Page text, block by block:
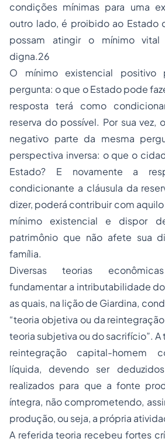
condições mínimas para uma
outro lado, é proibido ao Estado
possam atingir o mínimo
digna.26
O mínimo existencial positivo
pergunta: o que o Estado pode
resposta terá como
reserva do possível. Por sua vez,
negativo parte da mesma
perspectiva inversa: o que o
Estado? E novamente a
condicionante a cláusula da
dizer, poderá contribuir com
mínimo existencial e dispor
patrimônio que não afete sua
família.
Diversas teorias
fundamentar a intributabilidade
as quais, na lição de Giardina,
“teoria objetiva ou da
teoria subjetiva ou do sacrifício”.
reintegração capital-homem
líquida, devendo ser
realizados para que a fonte
íntegra, não comprometendo,
produção, ou seja, a própria
A referida teoria recebeu fortes